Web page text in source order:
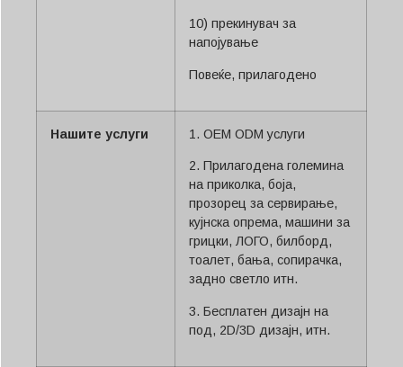
10) прекинувач за
напојување
Повеќе, прилагодено
Нашите услуги 1. OEM ODM услуги
2. Прилагодена големина
на приколка, боја,
прозорец за сервирање,
кујнска опрема, машини за
грицки, ЛОГО, билборд,
тоалет, бања, сопирачка,
задно светло итн.
3. Бесплатен дизајн на
под, 2D/3D дизајн, итн.